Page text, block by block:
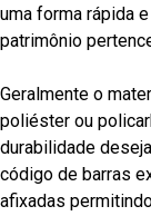
uma forma rápida
patrimônio
Geralmente o
poliéster ou
durabilidade
código de barras
afixadas